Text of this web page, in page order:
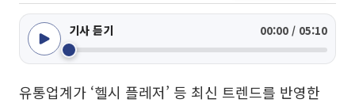
기사 듣기 00:00 / 05:10
유통업계가 ‘헬시 플레저’ 등 최신 트렌드를 반영한